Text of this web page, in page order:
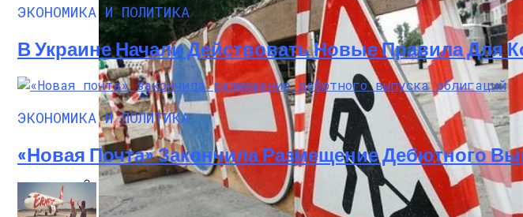
Международная Реакция На Тарифы Трампа: Что Стоит На Кону
ЭКОНОМИКА И ПОЛИТИКА
В Украине Начали Действовать Новые Правила Для
ЭКОНОМИКА И ПОЛИТИКА
«Новая Почта» Закончила Размещение Дебютного